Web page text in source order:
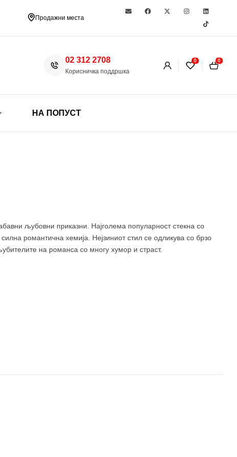
Продажни места
02 312 2708
Корисничка поддршка
0 0
НА ПОПУСТ
љубовни приказни. Најголема популарност стекна со
романтична хемија. Нејзиниот стил се одликува со брзо
на романса со многу хумор и страст.